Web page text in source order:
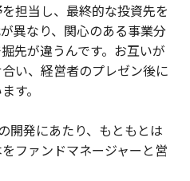
担当し、最終的な投資先を
異なり、関心のある事業分
先が違うんです。お互いが
い、経営者のプレゼン後に
す。
開発にあたり、もともとは
ファンドマネージャーと営